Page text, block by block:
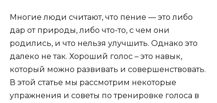
Многие люди считают, что пение — это либо
дар от природы, либо что-то, с чем они
родились, и что нельзя улучшить. Однако это
далеко не так. Хороший голос – это навык,
который можно развивать и совершенствовать.
В этой статье мы рассмотрим некоторые
упражнения и советы по тренировке голоса в